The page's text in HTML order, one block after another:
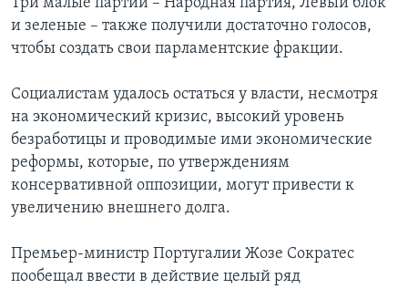
и зеленые – также получили достаточно голосов,
чтобы создать свои парламентские фракции.
Социалистам удалось остаться у власти, несмотря
на экономический кризис, высокий уровень
безработицы и проводимые ими экономические
реформы, которые, по утверждениям
консервативной оппозиции, могут привести к
увеличению внешнего долга.
Премьер-министр Португалии Жозе Сократес
пообещал ввести в действие целый ряд